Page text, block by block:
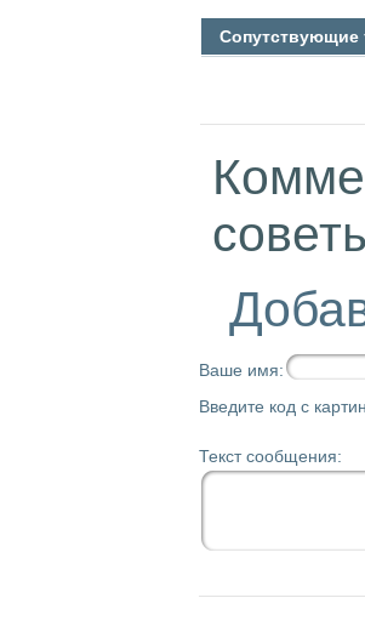
Сопутствующие
Ваше имя:
Введите код с
Текст сообщения: